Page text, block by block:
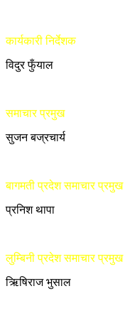
कार्यकारी निर्देशक
विदुर फुँयाल
समाचार प्रमुख
सुजन बज्रचार्य
बागमती प्रदेश समाचार प्रमुख
प्रनिश थापा
लुम्बिनी प्रदेश समाचार प्रमुख
ऋिषिराज भुसाल